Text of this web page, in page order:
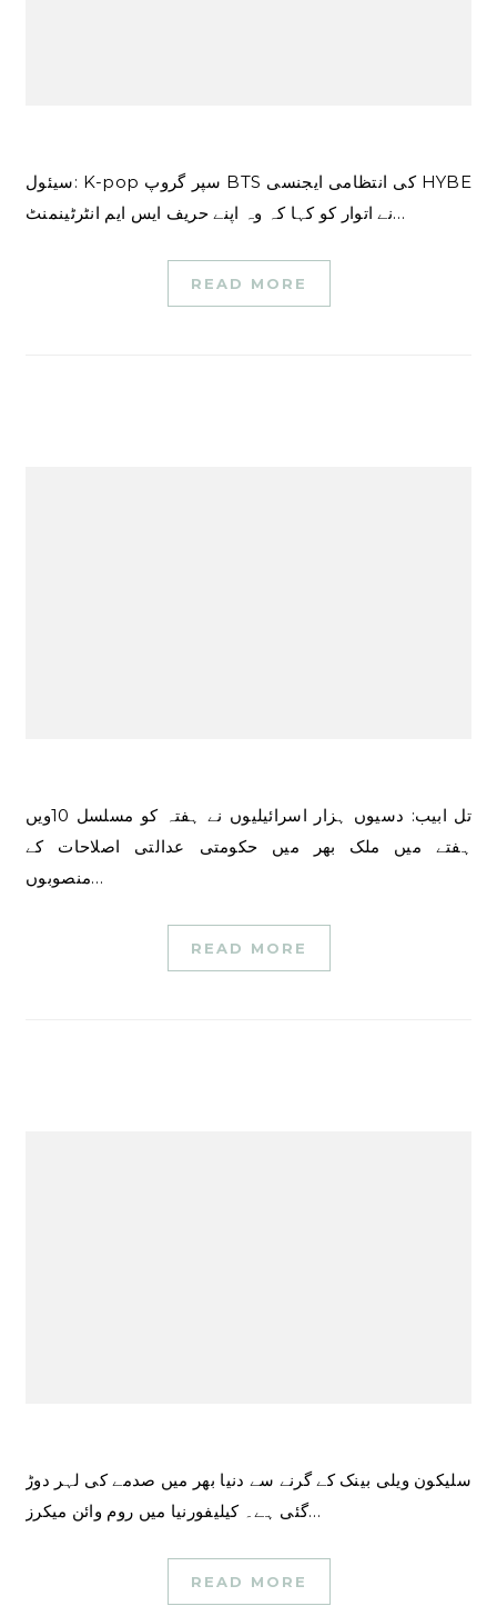
سیئول: K-pop سپر گروپ BTS کی انتظامی ایجنسی HYBE
نے اتوار کو کہا کہ وہ اپنے حریف ایس ایم انٹرٹینمنٹ…
READ MORE
تل ابیب: دسیوں ہزار اسرائیلیوں نے ہفتہ کو مسلسل 10ویں
ہفتے میں ملک بھر میں حکومتی عدالتی اصلاحات کے
منصوبوں…
READ MORE
سلیکون ویلی بینک کے گرنے سے دنیا بھر میں صدمے کی لہر دوڑ
گئی ہے۔ کیلیفورنیا میں روم وائن میکرز…
READ MORE